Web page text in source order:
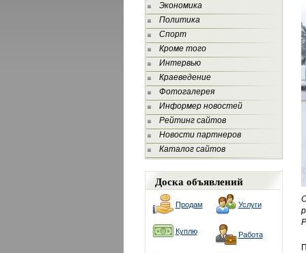
Экономика
Политика
Спорт
Кроме того
Интервью
Краеведение
Фотогалерея
Информер новостей
Рейтинг сайтов
Новости партнеров
Каталог сайтов
Доска объявлений
Продам Услуги
Куплю Работа